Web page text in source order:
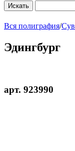
Искать
Вся полиграфия/
Эдингбург
арт. 923990